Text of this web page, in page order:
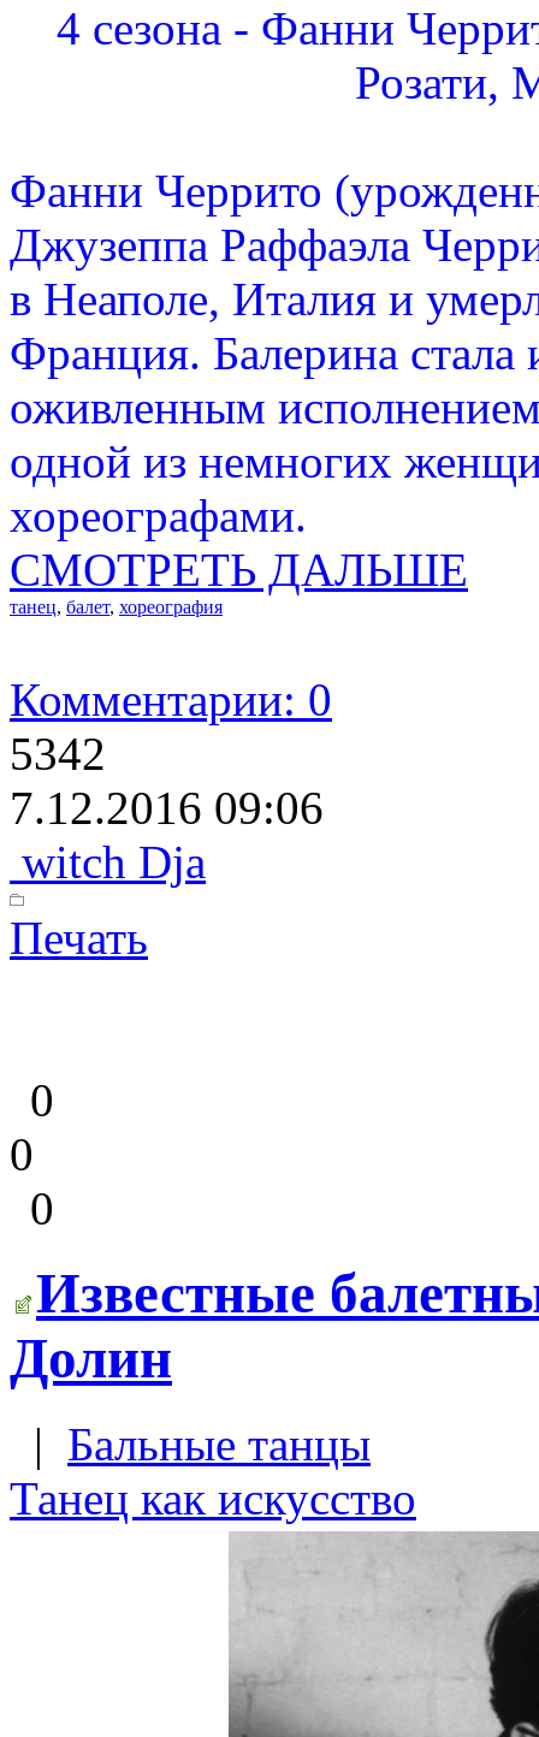
4 сезона - Фанни
Розати,
Фанни Черрито
Джузеппа Раффаэла
в Неаполе, Италия и
Франция. Балерина стала
оживленным исполнением
одной из немногих
хореографами.
СМОТРЕТЬ ДАЛЬШЕ
танец, балет, хореография
Комментарии: 0
5342
7.12.2016 09:06
witch Dja
Печать
0
0
0
Известные
Долин
| Бальные танцы
Танец как искусство